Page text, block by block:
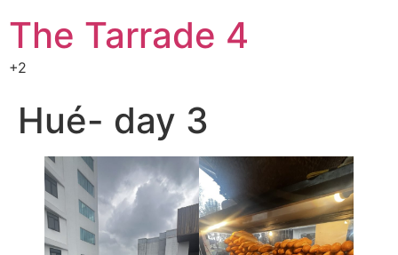
The Tarrade 4
+2
Hué- day 3